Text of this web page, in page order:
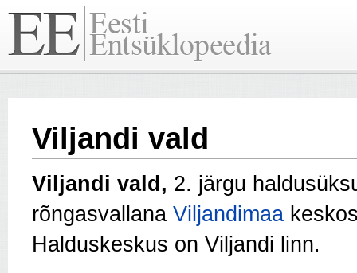
Viljandi vald
Viljandi vald, 2. järgu
rõngasvallana Viljandimaa
Halduskeskus on Viljandi linn.